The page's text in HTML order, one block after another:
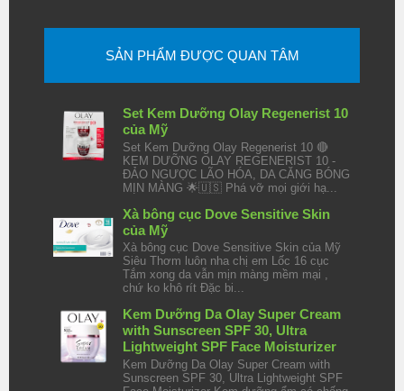
SẢN PHẨM ĐƯỢC QUAN TÂM
Set Kem Dưỡng Olay Regenerist 10
của Mỹ
Set Kem Dưỡng Olay Regenerist 10 🔴
KEM DƯỠNG OLAY REGENERIST 10 -
ĐẢO NGƯỢC LÃO HÓA, DA CĂNG BÓNG
MỊN MÀNG 🌟🇺🇸 Phá vỡ mọi giới hạ...
Xà bông cục Dove Sensitive Skin
của Mỹ
Xà bông cục Dove Sensitive Skin của Mỹ
Siêu Thơm luôn nha chị em Lốc 16 cục
Tắm xong da vẫn mịn màng mềm mại ,
chứ ko khô rít Đặc bi...
Kem Dưỡng Da Olay Super Cream
with Sunscreen SPF 30, Ultra
Lightweight SPF Face Moisturizer
Kem Dưỡng Da Olay Super Cream with
Sunscreen SPF 30, Ultra Lightweight SPF